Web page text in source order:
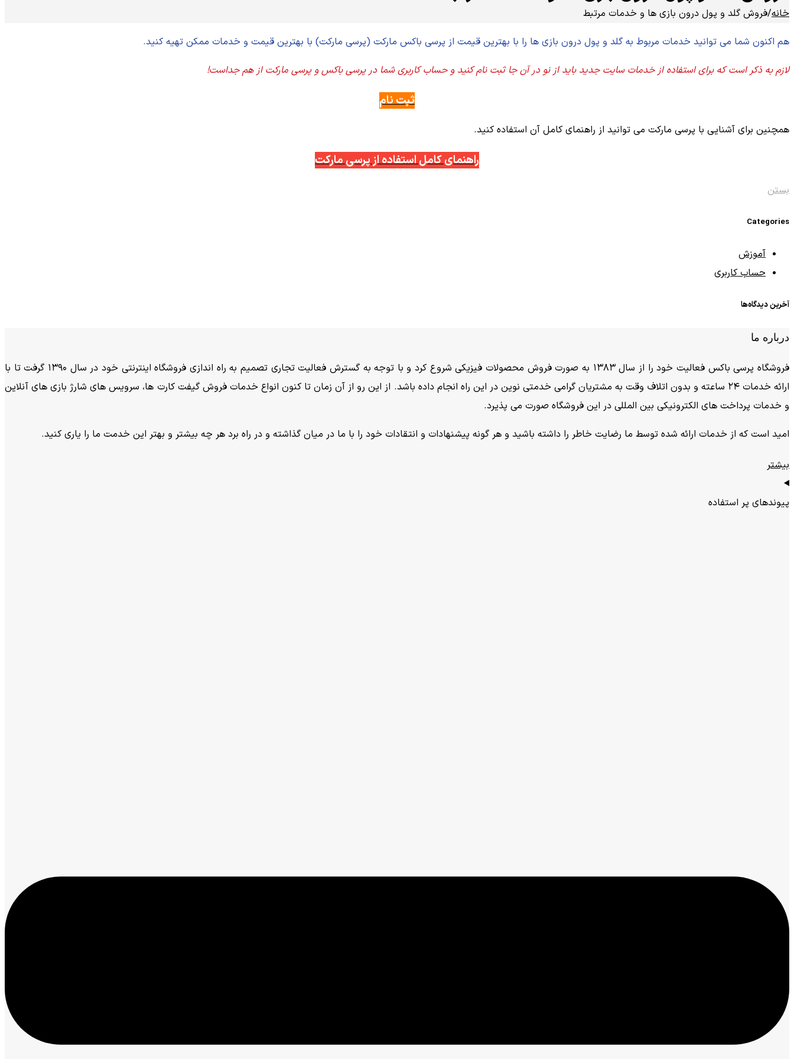
خانه/فروش گلد و پول درون بازی ها و خدمات مرتبط
هم اکنون شما می توانید خدمات مربوط به گلد و پول درون بازی ها را با بهترین قیمت از پرسی باکس مارکت (پرسی مارکت) با بهترین قیمت و خدمات ممکن تهیه کنید.
لازم به ذکر است که برای استفاده از خدمات سایت جدید باید از نو در آن جا ثبت نام کنید و حساب کاربری شما در پرسی باکس و پرسی مارکت از هم جداست!
ثبت نام
همچنین برای آشنایی با پرسی مارکت می توانید از راهنمای کامل آن استفاده کنید.
راهنمای کامل استفاده از پرسی مارکت
بستن
Categories
آموزش
حساب کاربری
آخرین دیدگاه‌ها
درباره ما
فروشگاه پرسی باکس فعالیت خود را از سال 1383 به صورت فروش محصولات فیزیکی شروع کرد و با توجه به گسترش فعالیت تجاری تصمیم به راه اندازی فروشگاه اینترنتی خود در سال 1390 گرفت تا با
ارائه خدمات 24 ساعته و بدون اتلاف وقت به مشتریان گرامی خدمتی نوین در این راه انجام داده باشد. از این رو از آن زمان تا کنون انواع خدمات فروش گیفت کارت ها، سرویس های شارژ بازی های آنلاین
و خدمات پرداخت های الکترونیکی بین المللی در این فروشگاه صورت می پذیرد.
امید است که از خدمات ارائه شده توسط ما رضایت خاطر را داشته باشید و هر گونه پیشنهادات و انتقادات خود را با ما در میان گذاشته و در راه برد هر چه بیشتر و بهتر این خدمت ما را یاری کنید.
بیشتر
پیوندهای پر استفاده